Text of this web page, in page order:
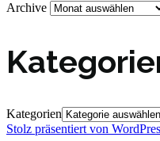
Archive
Kategorien
Stolz präsentiert von